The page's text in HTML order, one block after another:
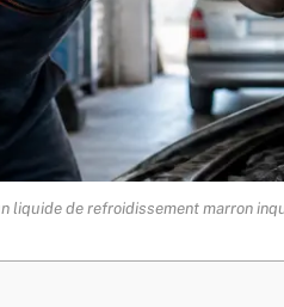
liquide de refroidissement marron